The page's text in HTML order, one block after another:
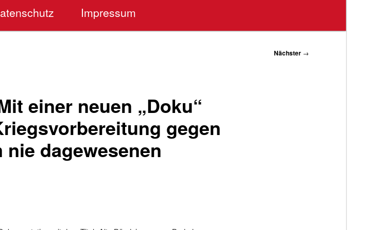
Impressum
Nächster →
einer neuen „Doku“
gegen
dagewesenen